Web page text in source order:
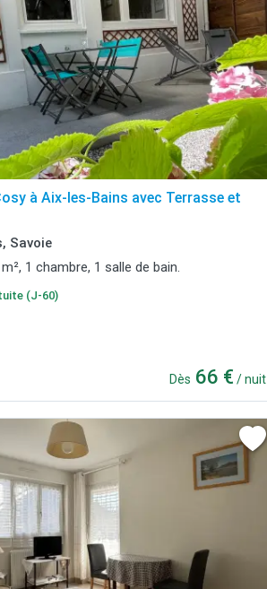
à Aix-les-Bains avec Terrasse et
Savoie
1 chambre, 1 salle de bain.
(J-60)
Dès 66 € / nuit